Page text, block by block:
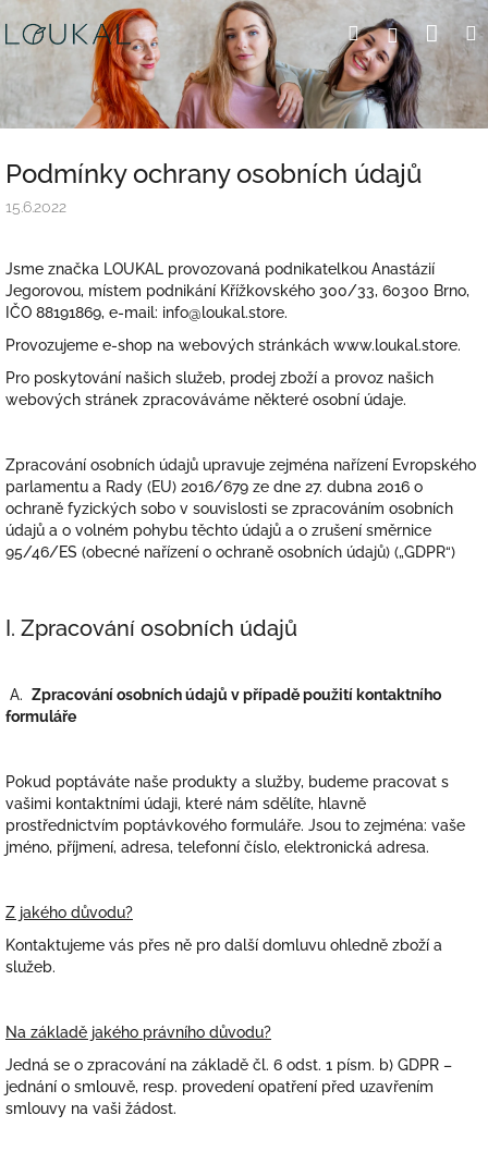
obsah
HledatPřihlášení
Podmínky ochrany osobních údajů
15.6.2022
Jsme značka LOUKAL provozovaná podnikatelkou Anastázií
Jegorovou, místem podnikání Křížkovského 300/33, 60300 Brno,
IČO 88191869, e-mail: info@loukal.store.
Provozujeme e-shop na webových stránkách www.loukal.store.
Pro poskytování našich služeb, prodej zboží a provoz našich
webových stránek zpracováváme některé osobní údaje.
Zpracování osobních údajů upravuje zejména nařízení Evropského
parlamentu a Rady (EU) 2016/679 ze dne 27. dubna 2016 o
ochraně fyzických sobo v souvislosti se zpracováním osobních
údajů a o volném pohybu těchto údajů a o zrušení směrnice
95/46/ES (obecné nařízení o ochraně osobních údajů) („GDPR“)
I. Zpracování osobních údajů
A. Zpracování osobních údajů v případě použití kontaktního
formuláře
Pokud poptáváte naše produkty a služby, budeme pracovat s
vašimi kontaktními údaji, které nám sdělíte, hlavně
prostřednictvím poptávkového formuláře. Jsou to zejména: vaše
jméno, příjmení, adresa, telefonní číslo, elektronická adresa.
Z jakého důvodu?
Kontaktujeme vás přes ně pro další domluvu ohledně zboží a
služeb.
Na základě jakého právního důvodu?
Jedná se o zpracování na základě čl. 6 odst. 1 písm. b) GDPR –
jednání o smlouvě, resp. provedení opatření před uzavřením
smlouvy na vaši žádost.